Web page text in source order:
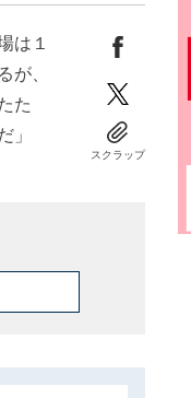
は１
、
た
」
スクラップ